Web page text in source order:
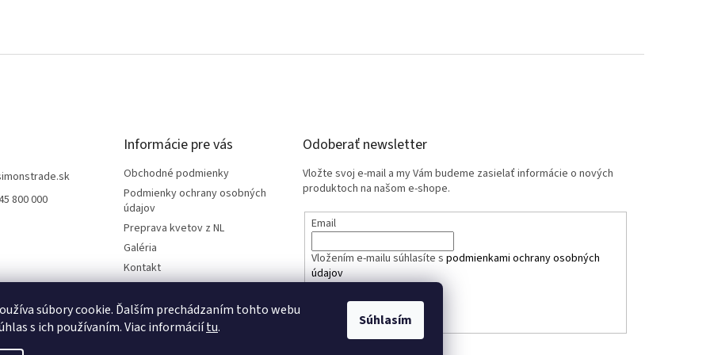
súbory cookie. Ďalším prechádzaním tohto webu
s ich používaním. Viac informáciítu. Súhlasím
800 000
Informácie pre vás
Obchodné podmienky
Podmienky ochrany osobných
údajov
Preprava kvetov z NL
Galéria
Kontakt
Odoberať newsletter
Vložte svoj e-mail a my Vám budeme zasielať informácie o nových
produktoch na našom e-shope.
Email
Vložením e-mailu súhlasíte spodmienkami ochrany osobných
údajov